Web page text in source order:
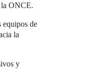
la ONCE.
equipos de
la
y